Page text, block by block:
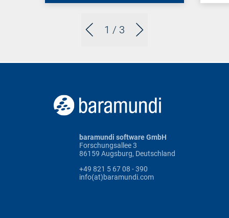
1 / 3
baramundi software GmbH
Forschungsallee 3
86159 Augsburg, Deutschland
+49 821 5 67 08 - 390
info(at)baramundi.com